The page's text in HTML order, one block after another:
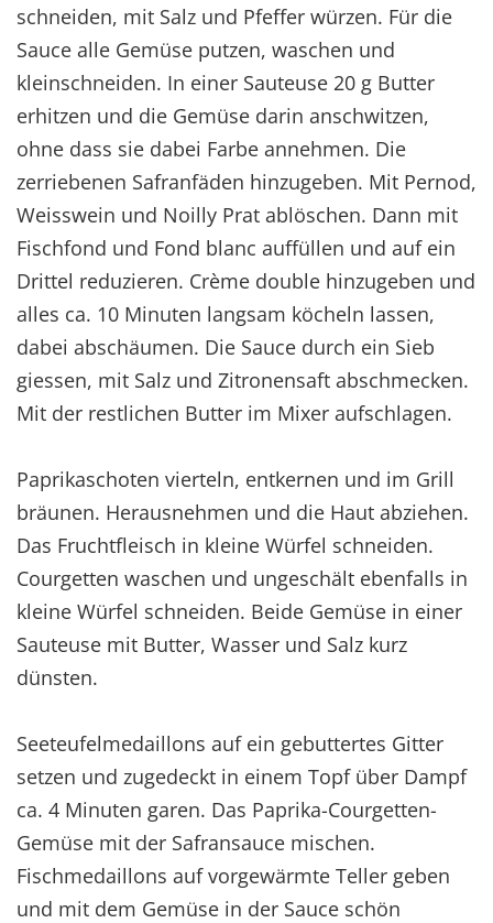
schneiden, mit Salz und Pfeffer würzen. Für die
Sauce alle Gemüse putzen, waschen und
kleinschneiden. In einer Sauteuse 20 g Butter
erhitzen und die Gemüse darin anschwitzen,
ohne dass sie dabei Farbe annehmen. Die
zerriebenen Safranfäden hinzugeben. Mit Pernod,
Weisswein und Noilly Prat ablöschen. Dann mit
Fischfond und Fond blanc auffüllen und auf ein
Drittel reduzieren. Crème double hinzugeben und
alles ca. 10 Minuten langsam köcheln lassen,
dabei abschäumen. Die Sauce durch ein Sieb
giessen, mit Salz und Zitronensaft abschmecken.
Mit der restlichen Butter im Mixer aufschlagen.
Paprikaschoten vierteln, entkernen und im Grill
bräunen. Herausnehmen und die Haut abziehen.
Das Fruchtfleisch in kleine Würfel schneiden.
Courgetten waschen und ungeschält ebenfalls in
kleine Würfel schneiden. Beide Gemüse in einer
Sauteuse mit Butter, Wasser und Salz kurz
dünsten.
Seeteufelmedaillons auf ein gebuttertes Gitter
setzen und zugedeckt in einem Topf über Dampf
ca. 4 Minuten garen. Das Paprika-Courgetten-
Gemüse mit der Safransauce mischen.
Fischmedaillons auf vorgewärmte Teller geben
und mit dem Gemüse in der Sauce schön